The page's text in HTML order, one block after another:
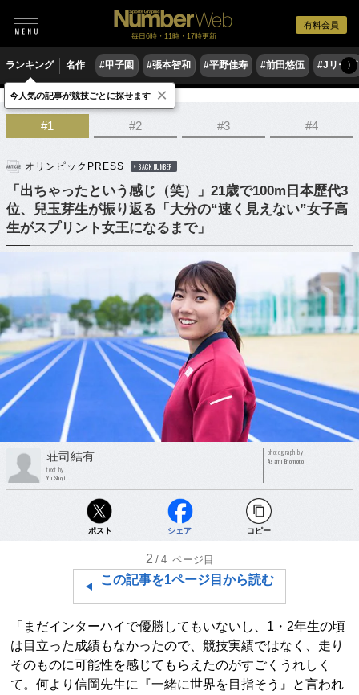
有料会員
毎日6時・11時・17時更新
ランキング 名作 #甲子園 #張本智和 #平野佳寿 #前田悠伍 #Jリーグ
〉
陸上 短距離走
#1 #2 #3 #4
オリンピックPRESS BACK NUMBER
「出ちゃったという感じ（笑）」21歳で100m日本歴代3
位、兒玉芽生が振り返る「大分の“速く見えない”女子高
生がスプリント女王になるまで」
荘司結有
text by
Yu Shoji
photograph by
Asami Enomoto
ポスト シェア コピー
2 /4 ページ目
この記事を1ページ目から読む
「まだインターハイで優勝してもいないし、1・2年生の頃
は目立った成績もなかったので、競技実績ではなく、走り
そのものに可能性を感じてもらえたのがすごくうれしく
て。何より信岡先生に『一緒に世界を目指そう』と言われ
今人気の記事が競技ごとに探せます ×